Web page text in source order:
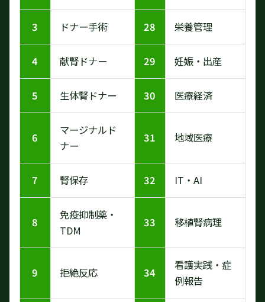
3 ドナー手術 28 栄養管理
4 献腎ドナー 29 妊娠・出産
5 生体腎ドナー 30 医療経済
6
マージナルド
ナー
31 地域医療
7 腎保存 32 IT・AI
8
免疫抑制薬・
TDM
33 移植腎病理
9 拒絶反応 34
看護実践・症
例報告